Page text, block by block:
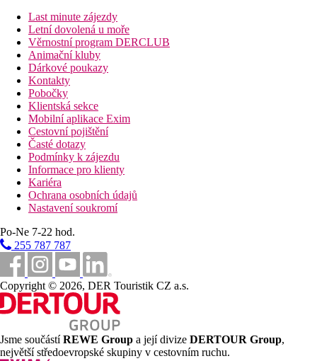
Last minute zájezdy
Letní dovolená u moře
Věrnostní program DERCLUB
Animační kluby
Dárkové poukazy
Kontakty
Pobočky
Klientská sekce
Mobilní aplikace Exim
Cestovní pojištění
Časté dotazy
Podmínky k zájezdu
Informace pro klienty
Kariéra
Ochrana osobních údajů
Nastavení soukromí
Po-Ne 7-22 hod.
255 787 787
Copyright © 2026, DER Touristik CZ a.s.
Jsme součástíREWE Group a její divize DERTOUR Group,
největší středoevropské skupiny v cestovním ruchu.